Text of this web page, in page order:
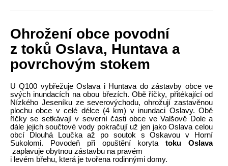
Ohrožení obce povodní
z toků Oslava, Huntava a
povrchovým stokem
U Q100 vybřežuje Oslava i Huntava do zástavby obce ve
svých inundacích na obou březích. Obě říčky, přitékající od
Nízkého Jeseníku ze severovýchodu, ohrožují zastavěnou
plochu obce v celé délce (4 km) v inundaci Oslavy. Obě
říčky se setkávají v severní části obce ve Valšově Dole a
dále jejich součtové vody pokračují už jen jako Oslava celou
obcí Dlouhá Loučka až po soutok s Oskavou v Horní
Sukolomi. Povodeň při opuštění korytatoku Oslava
zaplavuje obytnou zástavbu na pravém
i levém břehu, která je tvořena rodinnými domy.